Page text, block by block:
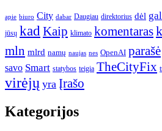
apie biuro City dabar Daugiau direktorius dėl
jūsų kad Kaip klimato komentaras
mln mlrd namų naujas nes OpenAI parašė
savo Smart statybos teigia TheCityFix
virėjų yra Įrašo
Kategorijos